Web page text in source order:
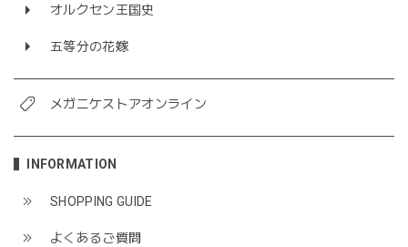
オルクセン王国史
五等分の花嫁
メガニケストアオンライン
INFORMATION
SHOPPING GUIDE
よくあるご質問